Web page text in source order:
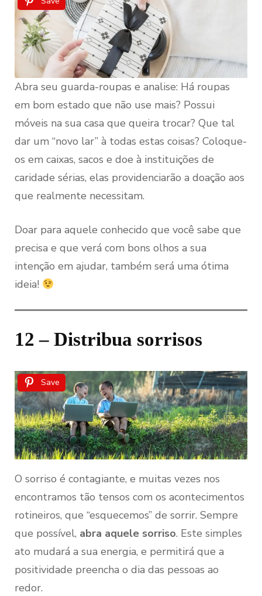
Abra seu guarda-roupas e analise: Há roupas
em bom estado que não use mais? Possui
móveis na sua casa que queira trocar? Que tal
dar um “novo lar” à todas estas coisas? Coloque-
os em caixas, sacos e doe à instituições de
caridade sérias, elas providenciarão a doação aos
que realmente necessitam.
Doar para aquele conhecido que você sabe que
precisa e que verá com bons olhos a sua
intenção em ajudar, também será uma ótima
ideia!
12 – Distribua sorrisos
Save
O sorriso é contagiante, e muitas vezes nos
encontramos tão tensos com os acontecimentos
rotineiros, que “esquecemos” de sorrir. Sempre
que possível, abra aquele sorriso. Este simples
ato mudará a sua energia, e permitirá que a
positividade preencha o dia das pessoas ao
redor.